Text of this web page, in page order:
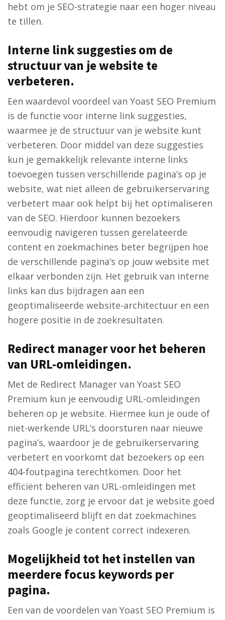
hebt om je SEO-strategie naar een hoger niveau
te tillen.
Interne link suggesties om de
structuur van je website te
verbeteren.
Een waardevol voordeel van Yoast SEO Premium
is de functie voor interne link suggesties,
waarmee je de structuur van je website kunt
verbeteren. Door middel van deze suggesties
kun je gemakkelijk relevante interne links
toevoegen tussen verschillende pagina’s op je
website, wat niet alleen de gebruikerservaring
verbetert maar ook helpt bij het optimaliseren
van de SEO. Hierdoor kunnen bezoekers
eenvoudig navigeren tussen gerelateerde
content en zoekmachines beter begrijpen hoe
de verschillende pagina’s op jouw website met
elkaar verbonden zijn. Het gebruik van interne
links kan dus bijdragen aan een
geoptimaliseerde website-architectuur en een
hogere positie in de zoekresultaten.
Redirect manager voor het beheren
van URL-omleidingen.
Met de Redirect Manager van Yoast SEO
Premium kun je eenvoudig URL-omleidingen
beheren op je website. Hiermee kun je oude of
niet-werkende URL’s doorsturen naar nieuwe
pagina’s, waardoor je de gebruikerservaring
verbetert en voorkomt dat bezoekers op een
404-foutpagina terechtkomen. Door het
efficiënt beheren van URL-omleidingen met
deze functie, zorg je ervoor dat je website goed
geoptimaliseerd blijft en dat zoekmachines
zoals Google je content correct indexeren.
Mogelijkheid tot het instellen van
meerdere focus keywords per
pagina.
Een van de voordelen van Yoast SEO Premium is